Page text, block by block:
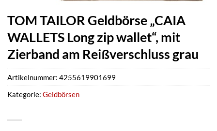
TOM TAILOR Geldbörse „CAIA
WALLETS Long zip wallet“, mit
Zierband am Reißverschluss grau
Artikelnummer: 4255619901699
Kategorie: Geldbörsen